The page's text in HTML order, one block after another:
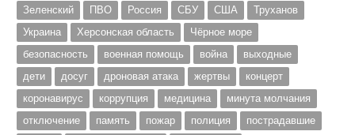
Зеленский
ПВО Россия СБУ США
Труханов
Украина
Херсонская область
Чёрное море
безопасность
военная помощь война
выходные
дети
досуг дроновая атака жертвы
концерт
коронавирус
коррупция медицина
минута молчания
отключение
память пожар полиция
пострадавшие